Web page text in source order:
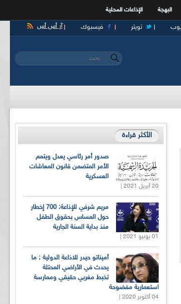
البهجة الإذاعات المحلية
آر أس أس فيسبوك تويتر
استمارة البحث
‏بحث ‏
الأكثر قراءة
صدور أمر رئاسي يعدل ويتمم
الأمر المتضمن قانون المعاشات
العسكرية
20 أبريل 2021 |
مريم شرفي للإذاعة: 700 إخطار
حول المساس بحقوق الطفل
منذ بداية السنة الجارية
01 يونيو 2021 |
أميناتو حيدر للاذاعة الدولية : ما
يحدث في الأراضي المحتلة
تخبط مغربي حقيقي وممارسة
استعمارية مفضوحة
04 أكتوبر 2020 |